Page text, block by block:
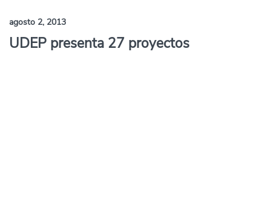
agosto 2, 2013
UDEP presenta 27 proyectos